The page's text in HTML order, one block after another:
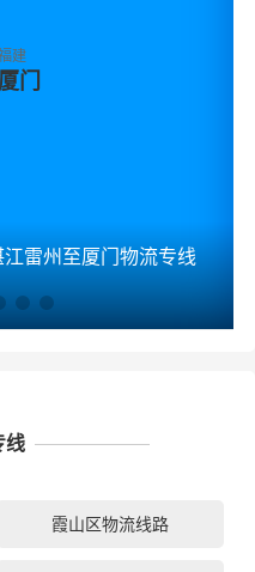
建
厦门
雷州至厦门物流专线
线
霞山区物流线路